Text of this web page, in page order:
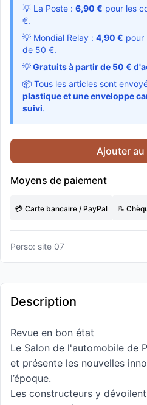
💡 La Poste : 6,90 € pour les
€.
💡 Mondial Relay : 4,90 € pour
de 50 €.
💡Gratuits à partir de 50 €
📦 Tous les articles sont
plastique et une enveloppe
suivi.
Ajouter au
Moyens de paiement
💳 Carte bancaire / PayPal 📝
Perso: site 07
Description
Revue en bon état
Le Salon de l'automobile de
et présente les nouvelles
l’époque.
Les constructeurs y